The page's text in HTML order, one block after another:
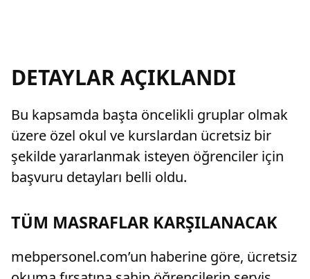
DETAYLAR AÇIKLANDI
Bu kapsamda başta öncelikli gruplar olmak
üzere özel okul ve kurslardan ücretsiz bir
şekilde yararlanmak isteyen öğrenciler için
başvuru detayları belli oldu.
TÜM MASRAFLAR KARŞILANACAK
mebpersonel.com’un haberine göre, ücretsiz